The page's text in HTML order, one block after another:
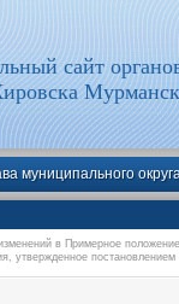
сайт
муниципального
в Примерное
утвержденное